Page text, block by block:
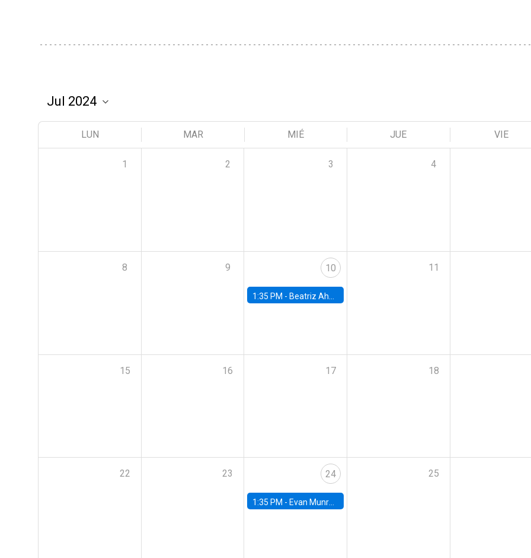
LUN MAR MIÉ JUE VIE
1 2 3 4
8 9 10
1:35 PM - Beatriz Ahumada, PhD candidate, Universidad de Pittsburgh
11
15 16 17 18
22 23 24
1:35 PM - Evan Munro, Neyman Visiting Assistant Professor in the Department of Statistics at UC Berkeley
25